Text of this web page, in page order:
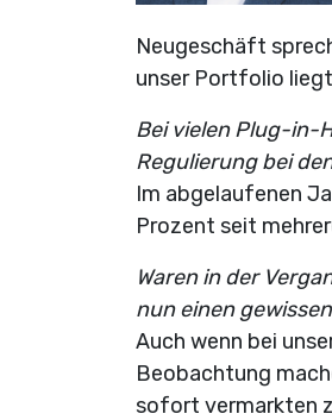
Neugeschäft
unser Portfolio
Bei vielen Plug-in-
Regulierung bei
Im abgelaufenen
Prozent seit
Waren in der
nun einen
Auch wenn bei
Beobachtung
sofort vermarkten